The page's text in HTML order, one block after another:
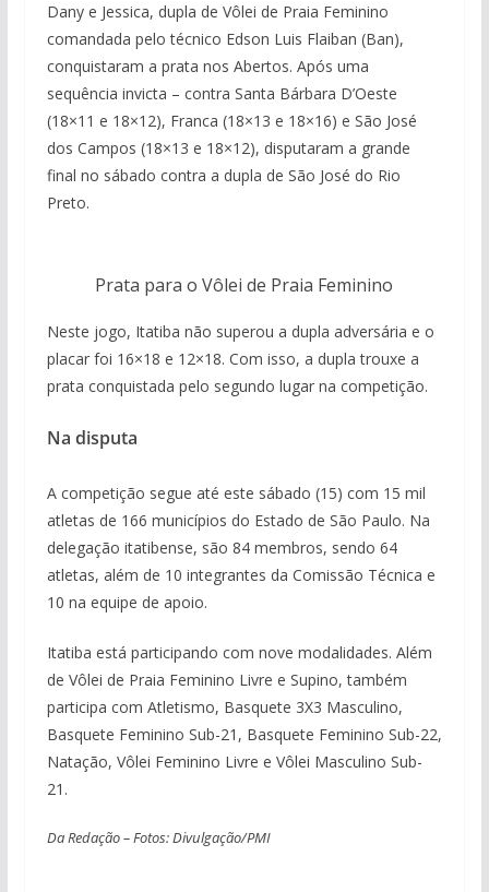
Dany e Jessica, dupla de Vôlei de Praia Feminino
comandada pelo técnico Edson Luis Flaiban (Ban),
conquistaram a prata nos Abertos. Após uma
sequência invicta – contra Santa Bárbara D’Oeste
(18×11 e 18×12), Franca (18×13 e 18×16) e São José
dos Campos (18×13 e 18×12), disputaram a grande
final no sábado contra a dupla de São José do Rio
Preto.
Prata para o Vôlei de Praia Feminino
Neste jogo, Itatiba não superou a dupla adversária e o
placar foi 16×18 e 12×18. Com isso, a dupla trouxe a
prata conquistada pelo segundo lugar na competição.
Na disputa
A competição segue até este sábado (15) com 15 mil
atletas de 166 municípios do Estado de São Paulo. Na
delegação itatibense, são 84 membros, sendo 64
atletas, além de 10 integrantes da Comissão Técnica e
10 na equipe de apoio.
Itatiba está participando com nove modalidades. Além
de Vôlei de Praia Feminino Livre e Supino, também
participa com Atletismo, Basquete 3X3 Masculino,
Basquete Feminino Sub-21, Basquete Feminino Sub-22,
Natação, Vôlei Feminino Livre e Vôlei Masculino Sub-
21.
Da Redação – Fotos: Divulgação/PMI